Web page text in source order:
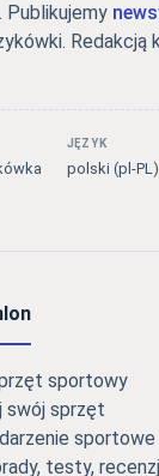
Publikujemy
Redakcją
JĘZYK
polski (pl-PL)
sportowy
swój sprzęt
sportowe
testy,